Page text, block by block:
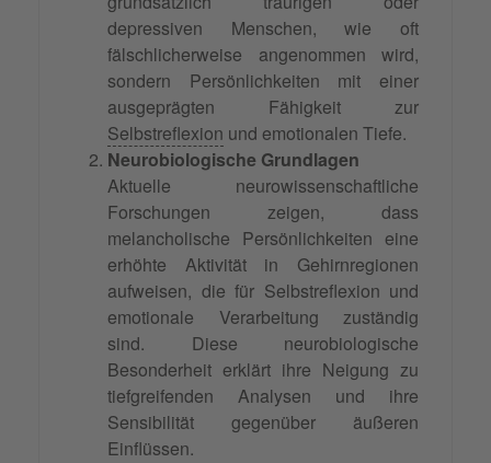
depressiven Menschen, wie oft
fälschlicherweise angenommen wird,
sondern Persönlichkeiten mit einer
ausgeprägten Fähigkeit zur
Selbstreflexion und emotionalen Tiefe.
Neurobiologische Grundlagen
Aktuelle neurowissenschaftliche
Forschungen zeigen, dass
melancholische Persönlichkeiten eine
erhöhte Aktivität in Gehirnregionen
aufweisen, die für Selbstreflexion und
emotionale Verarbeitung zuständig
sind. Diese neurobiologische
Besonderheit erklärt ihre Neigung zu
tiefgreifenden Analysen und ihre
Sensibilität gegenüber äußeren
Einflüssen.